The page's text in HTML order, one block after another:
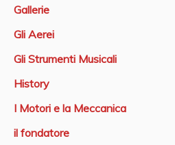
Gallerie
Gli Aerei
Gli Strumenti Musicali
History
I Motori e la Meccanica
il fondatore